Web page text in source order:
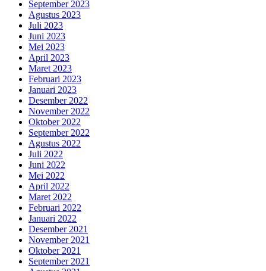
September 2023
Agustus 2023
Juli 2023
Juni 2023
Mei 2023
April 2023
Maret 2023
Februari 2023
Januari 2023
Desember 2022
November 2022
Oktober 2022
September 2022
Agustus 2022
Juli 2022
Juni 2022
Mei 2022
April 2022
Maret 2022
Februari 2022
Januari 2022
Desember 2021
November 2021
Oktober 2021
September 2021